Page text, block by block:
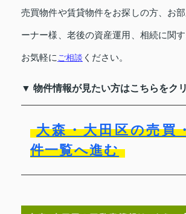
売買物件や賃貸物件をお探しの方、お
ーナー様、老後の資産運用、相続に関す
お気軽にご相談 ください。
▼ 物件情報が見たい方はこちらをク
大森・大田区の売買
件一覧へ進む